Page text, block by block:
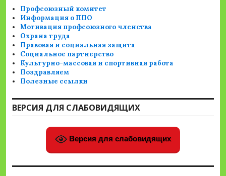
Профсоюзный комитет
Информация о ППО
Мотивация профсоюзного членства
Охрана труда
Правовая и социальная защита
Социальное партнерство
Культурно-массовая и спортивная работа
Поздравляем
Полезные ссылки
ВЕРСИЯ ДЛЯ СЛАБОВИДЯЩИХ
Версия для слабовидящих